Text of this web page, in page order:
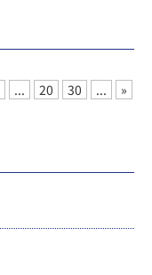
... 20 30 ... »